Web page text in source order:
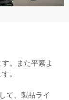
。また平素よ
。
て、製品ライ